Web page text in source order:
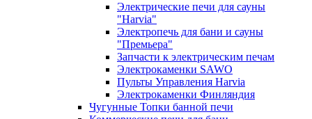
Электрические печи для сауны
"Harvia"
Электропечь для бани и сауны
"Премьера"
Запчасти к электрическим печам
Электрокаменки SAWO
Пульты Управления Harvia
Электрокаменки Финляндия
Чугунные Топки банной печи